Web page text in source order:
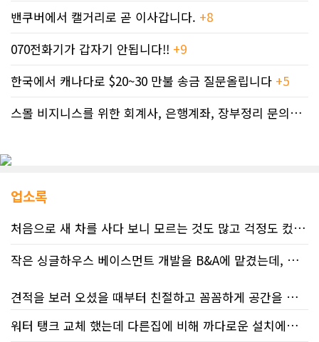
밴쿠버에서 캘거리로 곧 이사갑니다. +8
070전화기가 갑자기 안됩니다!! +9
한국에서 캐나다로 $20~30 만불 송금 질문올립니다 +5
스몰 비지니스를 위한 회계사, 은행계좌, 장부정리 문의드립니다.
업소록
처음으로 새 차를 사다 보니 모르는 것도 많고 걱정도 컸는데 박문호 딜러님 덕분에 전 과정이 너무나 편안하고 만족스러웠습니다! 상담하는 내내 꼼꼼하게 설명해 주신 것은 물론, 복잡한 서류 절차와 차량 옵션 체크까지 세심하게 챙겨주셔서 마음이 정말 든든했습니다. 차량 출고 날에도 긴 시간 할애해 가며 기능을 친절하게 하나하나 설명해 주셔서 큰 도움이 되었는데요, 특히 정비사 출신이셔서 그런지 디테일한 부분까지 전문적으로 말씀해 주셔서 신뢰가 팍팍 갔습니다 ?? 다른분 리뷰에도 있지만 마지막에 "진짜 서비스는 이제부터 시작"이라는 진심어린 말씀에는 깊은 감동을 받았습니다. 앞으로 주변에 차 구매하려는 분이 있다면 무조건 박문호 딜러님 강력 추천입니다! 신경 써주셔서 진심으로 감사드리며, 늘 건강하시고 번창하시길 바랍니다 :)
작은 싱글하우스 베이스먼트 개발을 B&A에 맡겼는데, 처음부터 끝까지 정말 만족스러운 경험이었습니다.
견적을 보러 오셨을 때부터 친절하고 꼼꼼하게 공간을 확인해 주셨고, 여러 옵션이 포함된 견적 금액도 다른 업체들과 비교했을 때 매우 합리적이었습니다.
저희 집은 사이드 도어가 없어 작업하시기 불편하셨을 텐데도 항상 밝은 모습으로 오셔서 성실하게 작업해 주셨습니다. 공사 중에도 진행 상황과 앞으로의 작업 계획을 수시로 자세히 설명해 주셔서 믿고 맡길 수 있었고, 세심한 소통에 큰 만족을 느꼈습니다.워터 탱크 교체 했는데 다른집에 비해 까다로운 설치에도 불구하고 너무 친절하게 잘 해주셨습니다. 수제자 라이언님 최고!